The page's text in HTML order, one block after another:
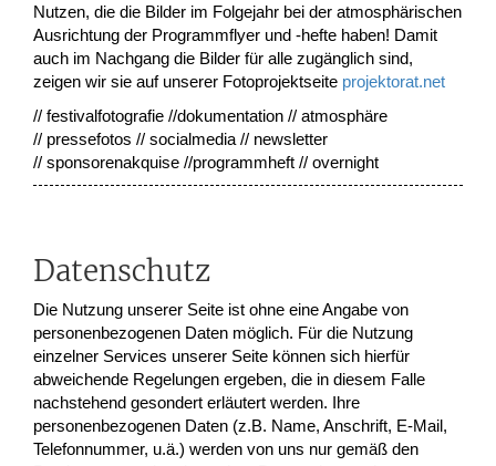
Nutzen, die die Bilder im Folgejahr bei der atmosphärischen
Ausrichtung der Programmflyer und -hefte haben! Damit
auch im Nachgang die Bilder für alle zugänglich sind,
zeigen wir sie auf unserer Fotoprojektseite projektorat.net
// festivalfotografie //dokumentation // atmosphäre
// pressefotos // socialmedia // newsletter
// sponsorenakquise //programmheft // overnight
Datenschutz
Die Nutzung unserer Seite ist ohne eine Angabe von
personenbezogenen Daten möglich. Für die Nutzung
einzelner Services unserer Seite können sich hierfür
abweichende Regelungen ergeben, die in diesem Falle
nachstehend gesondert erläutert werden. Ihre
personenbezogenen Daten (z.B. Name, Anschrift, E-Mail,
Telefonnummer, u.ä.) werden von uns nur gemäß den